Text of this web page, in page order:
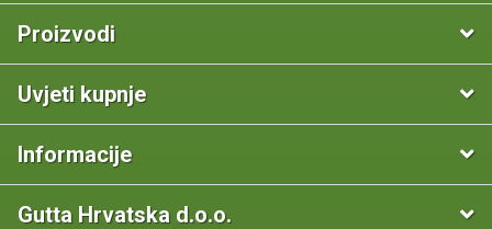
Proizvodi
Uvjeti kupnje
Informacije
Gutta Hrvatska d.o.o.